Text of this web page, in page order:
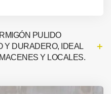
PULIDO
Y DURADERO, IDEAL
Y LOCALES.